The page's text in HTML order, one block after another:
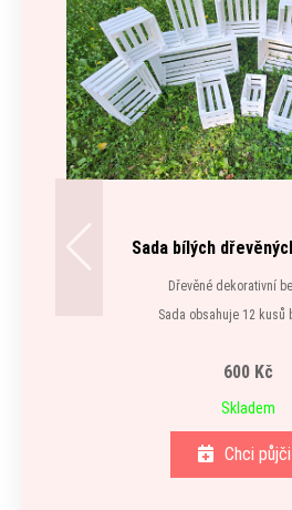
Sada bílých
Dřevěné dekorativní
Sada obsahuje 12 kusů
600 Kč
Skladem
Chci